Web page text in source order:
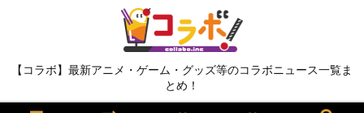
【コラボ】最新アニメ・ゲーム・グッズ等のコラボニュース一覧ま
とめ！